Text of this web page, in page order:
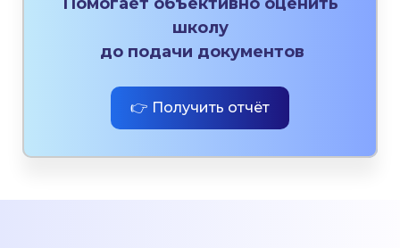
школу
до подачи документов
👉 Получить отчёт